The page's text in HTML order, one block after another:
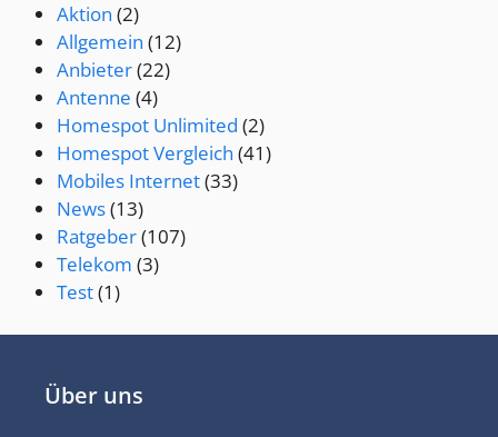
Aktion (2)
Allgemein (12)
Anbieter(22)
Antenne (4)
Homespot Unlimited (2)
Homespot Vergleich (41)
Mobiles Internet(33)
News(13)
Ratgeber(107)
Telekom (3)
Test(1)
Über uns